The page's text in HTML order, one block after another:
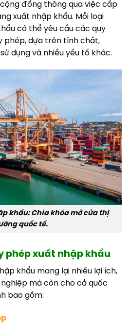
đồng thông qua việc cấp
xuất nhập khẩu. Mỗi loại
có thể yêu cầu các quy
phép, dựa trên tính chất,
dụng và nhiều yếu tố khác.
khẩu: Chìa khóa mở cửa thị
quốc tế.
phép xuất nhập khẩu
khẩu mang lại nhiều lợi ích,
mà còn cho cả quốc
bao gồm: